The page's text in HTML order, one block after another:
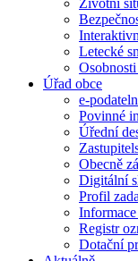
Životní
Letecké
Úřad obce
e-
Povinné
Úřední
Obecně
Digitální
Profil
Registr
Dotační